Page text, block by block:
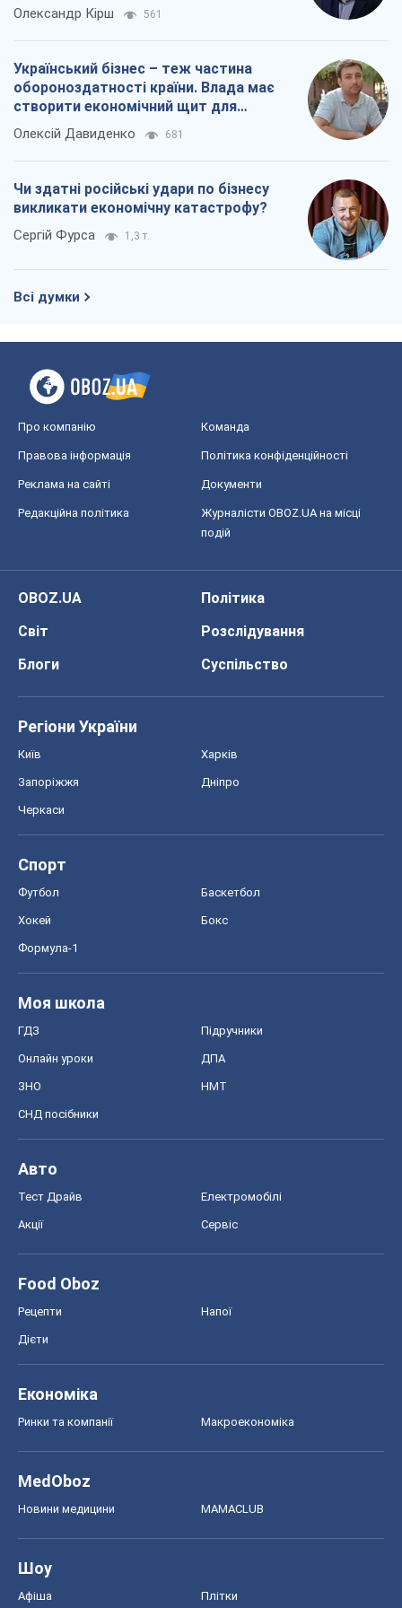
Олександр Кірш 561
Український бізнес – теж частина
обороноздатності країни. Влада має
створити економічний щит для
компаній
Олексій Давиденко 681
Чи здатні російські удари по бізнесу
викликати економічну катастрофу?
Сергій Фурса 1,3 т.
Всі думки
Про компанію Команда
Правова інформація Політика конфіденційності
Реклама на сайті Документи
Редакційна політика
Журналісти OBOZ.UA на місці
подій
OBOZ.UA
Політика
Світ
Розслідування
Блоги
Суспільство
Регіони України
Київ Харків
Запоріжжя Дніпро
Черкаси
Спорт
Футбол Баскетбол
Хокей Бокс
Формула-1
Моя школа
ГДЗ Підручники
Онлайн уроки ДПА
ЗНО НМТ
СНД посібники
Авто
Тест Драйв Електромобілі
Акції Сервіс
Food Oboz
Рецепти Напої
Дієти
Економіка
Ринки та компанії Макроекономіка
MedOboz
Новини медицини MAMACLUB
Шоу
Афіша Плітки